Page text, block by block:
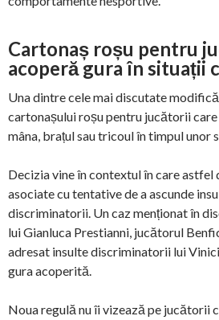
Cartonaș roșu pentru
acoperă gura în situații
Una dintre cele mai discutate
cartonașului roșu pentru jucătorii
mâna, brațul sau tricoul în timpul unor
Decizia vine în contextul în care astfel
asociate cu tentative de a ascunde
discriminatorii. Un caz menționat în
lui Gianluca Prestianni, jucătorul
adresat insulte discriminatorii lui
gura acoperită.
Noua regulă nu îi vizează pe jucătorii